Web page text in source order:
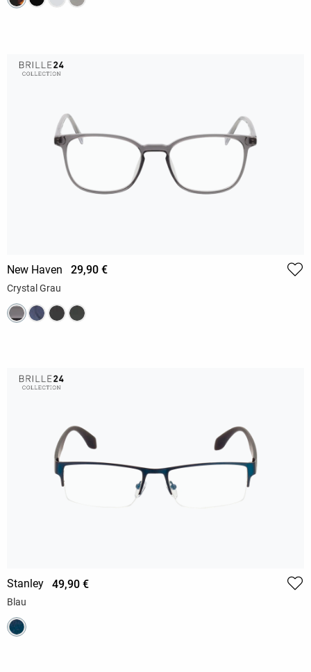
New Haven 29,90 €
Crystal Grau
Stanley 49,90 €
Blau